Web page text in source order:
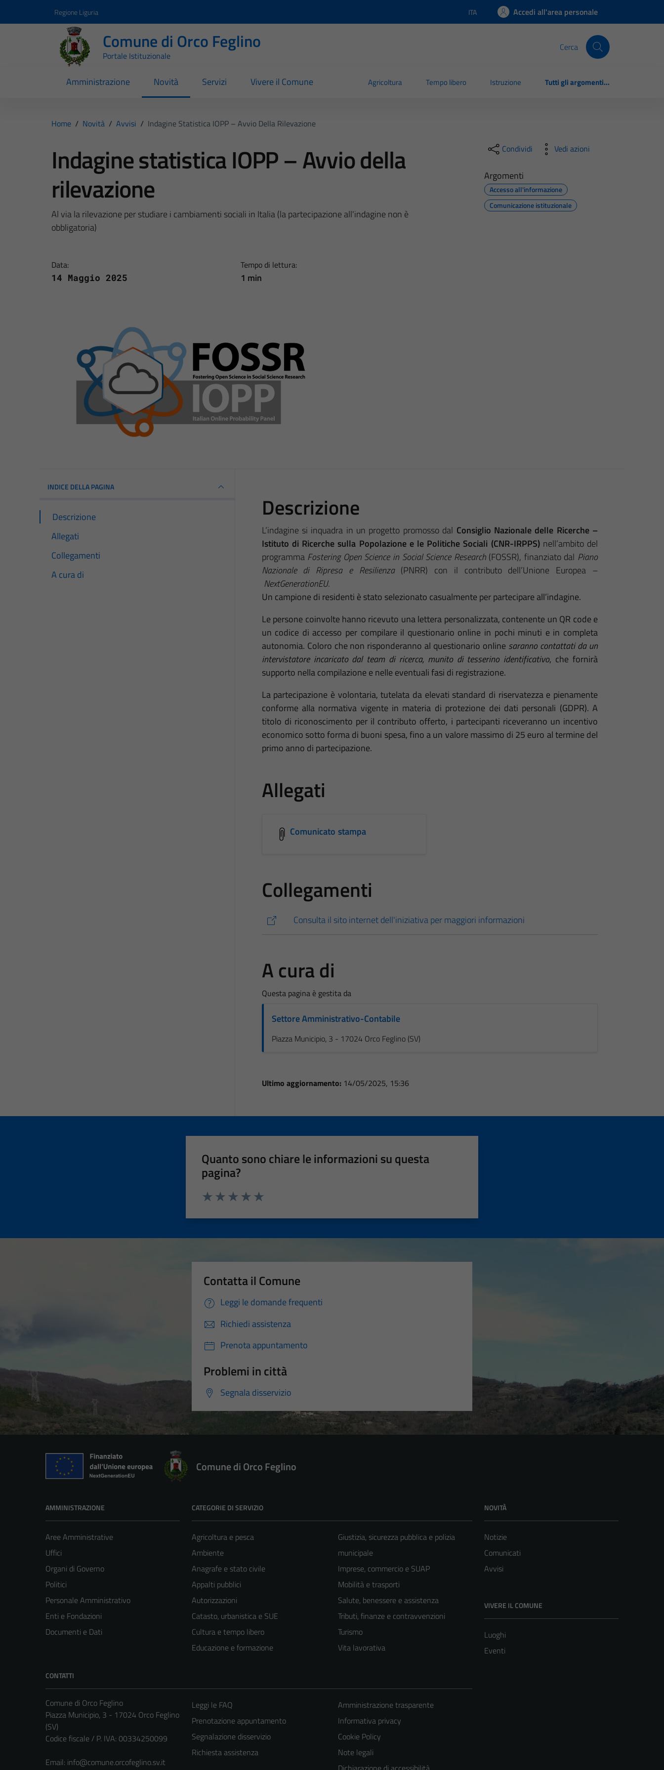
Regione Liguria Lingua attiva:
ITA Accedi all'area personale
Comune di Orco Feglino
Portale Istituzionale
Cerca
Amministrazione Novità Servizi Vivere il Comune Agricoltura Tempo libero Istruzione Tutti gli argomenti...
Home / Novità / Avvisi / Indagine Statistica IOPP – Avvio Della Rilevazione
Indagine statistica IOPP – Avvio della
rilevazione
Al via la rilevazione per studiare i cambiamenti sociali in Italia (la partecipazione all'indagine non è
obbligatoria)
Data:
14 Maggio 2025
Tempo di lettura:
1 min
Condividi Vedi azioni
Argomenti
Accesso all'informazione
Comunicazione istituzionale
INDICE DELLA PAGINA
Descrizione
Allegati
Collegamenti
A cura di
Descrizione
L’indagine si inquadra in un progetto promosso dal Consiglio Nazionale delle Ricerche –
Istituto di Ricerche sulla Popolazione e le Politiche Sociali (CNR-IRPPS)nell’ambito del
programma Fostering Open Science in Social Science Research(FOSSR), finanziato dal Piano
Nazionale di Ripresa e Resilienza(PNRR) con il contributo dell’Unione Europea –
NextGenerationEU.
Un campione di residenti è stato selezionato casualmente per partecipare all’indagine.
Le persone coinvolte hanno ricevuto una lettera personalizzata, contenente un QR code e
un codice di accesso per compilare il questionario online in pochi minuti e in completa
autonomia. Coloro che non risponderanno al questionario online saranno contattati da un
intervistatore incaricato dal team di ricerca, munito di tesserino identificativo, che fornirà
supporto nella compilazione e nelle eventuali fasi di registrazione.
La partecipazione è volontaria, tutelata da elevati standard di riservatezza e pienamente
conforme alla normativa vigente in materia di protezione dei dati personali (GDPR). A
titolo di riconoscimento per il contributo offerto, i partecipanti riceveranno un incentivo
economico sotto forma di buoni spesa, fino a un valore massimo di 25 euro al termine del
primo anno di partecipazione.
Allegati
Comunicato stampa
Collegamenti
Consulta il sito internet dell'iniziativa per maggiori informazioni
A cura di
Questa pagina è gestita da
Settore Amministrativo-Contabile
Piazza Municipio, 3 - 17024 Orco Feglino (SV)
Ultimo aggiornamento: 14/05/2025, 15:36
Quanto sono chiare le informazioni su questa
pagina?
Contatta il Comune
Leggi le domande frequenti
Richiedi assistenza
Prenota appuntamento
Problemi in città
Segnala disservizio
Comune di Orco Feglino
AMMINISTRAZIONE
Aree Amministrative
Uffici
Organi di Governo
Politici
Personale Amministrativo
Enti e Fondazioni
Documenti e Dati
CATEGORIE DI SERVIZIO
Agricoltura e pesca
Ambiente
Anagrafe e stato civile
Appalti pubblici
Autorizzazioni
Catasto, urbanistica e SUE
Cultura e tempo libero
Educazione e formazione
Giustizia, sicurezza pubblica e polizia
municipale
Imprese, commercio e SUAP
Mobilità e trasporti
Salute, benessere e assistenza
Tributi, finanze e contravvenzioni
Turismo
Vita lavorativa
NOVITÀ
Notizie
Comunicati
Avvisi
VIVERE IL COMUNE
Luoghi
Eventi
CONTATTI
Comune di Orco Feglino
Piazza Municipio, 3 - 17024 Orco Feglino
(SV)
Codice fiscale / P. IVA: 00334250099
Email: info@comune.orcofeglino.sv.it
Leggi le FAQ
Prenotazione appuntamento
Segnalazione disservizio
Richiesta assistenza
Amministrazione trasparente
Informativa privacy
Cookie Policy
Note legali
Tecnici
Questi cookie
sono necessari
per il